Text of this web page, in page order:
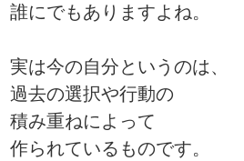
誰にでもありますよね。
実は今の自分というのは、
過去の選択や行動の
積み重ねによって
作られているものです。